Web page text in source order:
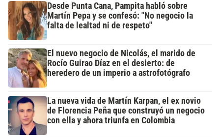
Desde Punta Cana, Pampita habló sobre
Martín Pepa y se confesó: "No negocio la
falta de lealtad ni de respeto"
El nuevo negocio de Nicolás, el marido de
Rocío Guirao Díaz en el desierto: de
heredero de un imperio a astrofotógrafo
La nueva vida de Martín Karpan, el ex novio
de Florencia Peña que construyó un negocio
con ella y ahora triunfa en Colombia